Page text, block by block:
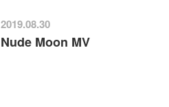
2019.08.30
Nude Moon MV